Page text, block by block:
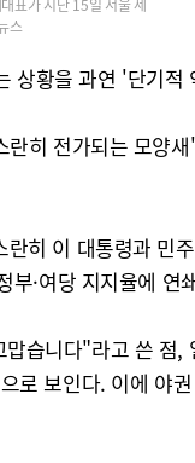
표가 지난 15일 서울 세
스
상황을 과연 '단기
히 전가되는 모양
히 이 대통령과 민
·여당 지지율에 연
습니다"라고 쓴 점
보인다. 이에 야